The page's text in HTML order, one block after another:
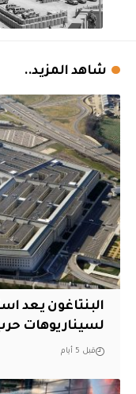
شاهد المزيد..
البنتاغون يعد
لسيناريوهات
قبل 5 أيام